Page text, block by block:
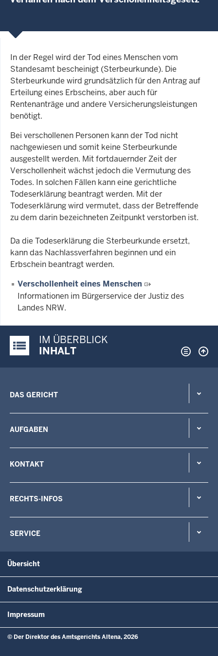
In der Regel wird der Tod eines Menschen vom
Standesamt bescheinigt (Sterbeurkunde). Die
Sterbeurkunde wird grundsätzlich für den Antrag auf
Erteilung eines Erbscheins, aber auch für
Rentenanträge und andere Versicherungsleistungen
benötigt.
Bei verschollenen Personen kann der Tod nicht
nachgewiesen und somit keine Sterbeurkunde
ausgestellt werden. Mit fortdauernder Zeit der
Verschollenheit wächst jedoch die Vermutung des
Todes. In solchen Fällen kann eine gerichtliche
Todeserklärung beantragt werden. Mit der
Todeserklärung wird vermutet, dass der Betreffende
zu dem darin bezeichneten Zeitpunkt verstorben ist.
Da die Todeserklärung die Sterbeurkunde ersetzt,
kann das Nachlassverfahren beginnen und ein
Erbschein beantragt werden.
Verschollenheit eines Menschen
Informationen im Bürgerservice der Justiz des
Landes NRW.
Justiz-Portal im Überblick:
IM ÜBERBLICK
INHALT
DAS GERICHT
AUFGABEN
KONTAKT
RECHTS-INFOS
SERVICE
Übersicht
Datenschutzerklärung
Impressum
© Der Direktor des Amtsgerichts Altena, 2026